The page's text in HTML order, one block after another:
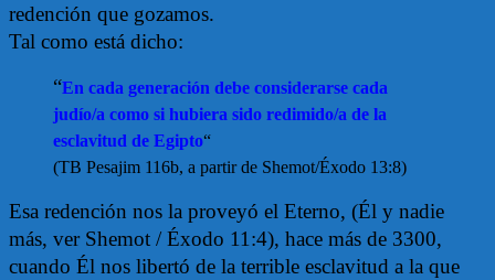
redención que gozamos.
Tal como está dicho:
“En cada generación debe considerarse cada
judío/a como si hubiera sido redimido/a de la
esclavitud de Egipto“
(TB Pesajim 116b, a partir de Shemot/Éxodo 13:8)
Esa redención nos la proveyó el Eterno, (Él y nadie
más, ver Shemot / Éxodo 11:4), hace más de 3300,
cuando Él nos libertó de la terrible esclavitud a la que